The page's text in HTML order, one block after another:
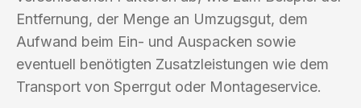
Entfernung, der Menge an Umzugsgut, dem
Aufwand beim Ein- und Auspacken sowie
eventuell benötigten Zusatzleistungen wie dem
Transport von Sperrgut oder Montageservice.